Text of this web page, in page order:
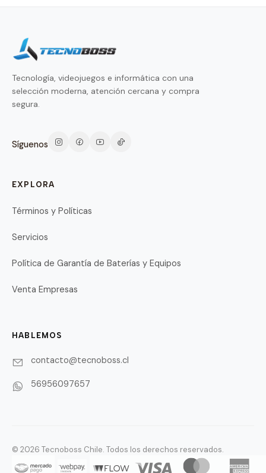
Tecnología, videojuegos e informática con una
selección moderna, atención cercana y compra
segura.
Síguenos
EXPLORA
Términos y Políticas
Servicios
Política de Garantía de Baterías y Equipos
Venta Empresas
HABLEMOS
contacto@tecnoboss.cl
56956097657
© 2026 Tecnoboss Chile. Todos los derechos reservados.